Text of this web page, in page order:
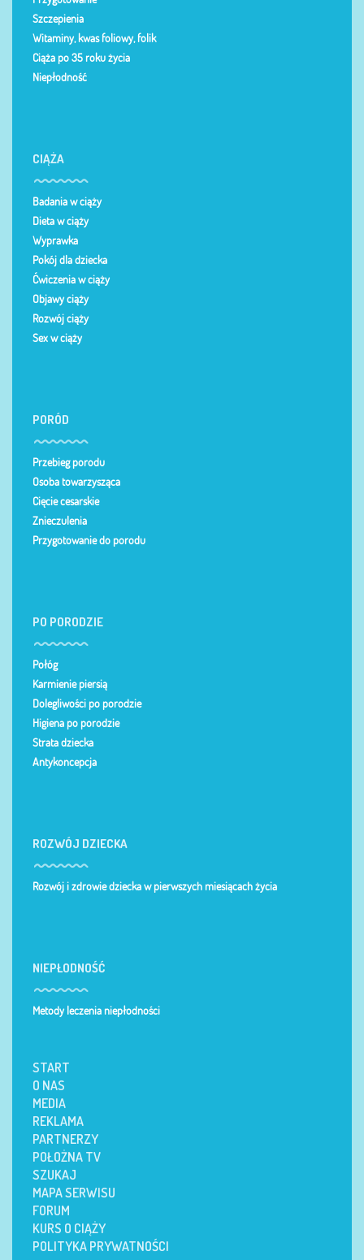
Szczepienia
Witaminy, kwas foliowy, folik
Ciąża po 35 roku życia
Niepłodność
CIĄŻA
Badania w ciąży
Dieta w ciąży
Wyprawka
Pokój dla dziecka
Ćwiczenia w ciąży
Objawy ciąży
Rozwój ciąży
Sex w ciąży
PORÓD
Przebieg porodu
Osoba towarzysząca
Cięcie cesarskie
Znieczulenia
Przygotowanie do porodu
PO PORODZIE
Połóg
Karmienie piersią
Dolegliwości po porodzie
Higiena po porodzie
Strata dziecka
Antykoncepcja
ROZWÓJ DZIECKA
Rozwój i zdrowie dziecka w pierwszych miesiącach życia
NIEPŁODNOŚĆ
Metody leczenia niepłodności
START
O NAS
MEDIA
REKLAMA
PARTNERZY
POŁOŻNA TV
SZUKAJ
MAPA SERWISU
FORUM
KURS O CIĄŻY
POLITYKA PRYWATNOŚCI